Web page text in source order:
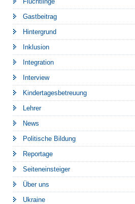
Gastbeitrag
Hintergrund
Inklusion
Integration
Interview
Kindertagesbetreuung
Lehrer
News
Politische Bildung
Reportage
Seiteneinsteiger
Über uns
Ukraine